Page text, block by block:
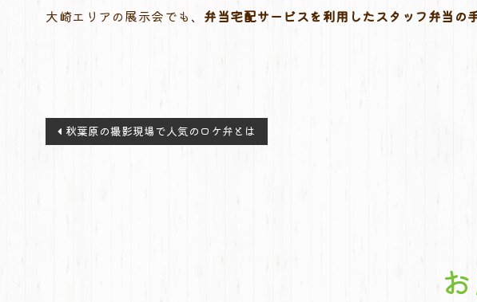
大崎エリアの展示会でも、 弁当宅配サービスを利用したスタッフ弁当の
稿
秋葉原の撮影現場で人気のロケ弁とは